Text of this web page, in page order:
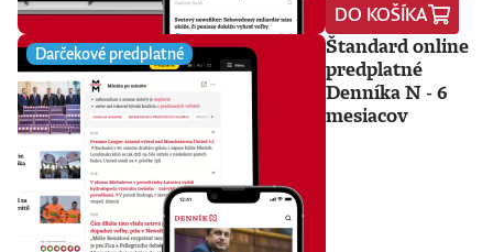
DO KOŠÍKA
Darčekové predplatné
Štandard online
predplatné
Denníka N - 6
mesiacov